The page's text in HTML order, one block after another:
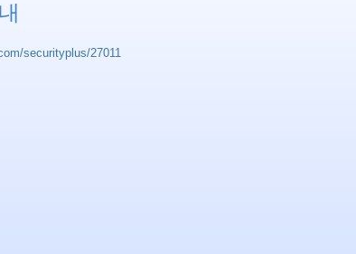
securityplus/27011